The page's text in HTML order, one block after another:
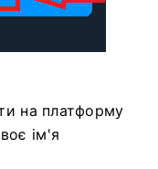
на платформу
ім'я